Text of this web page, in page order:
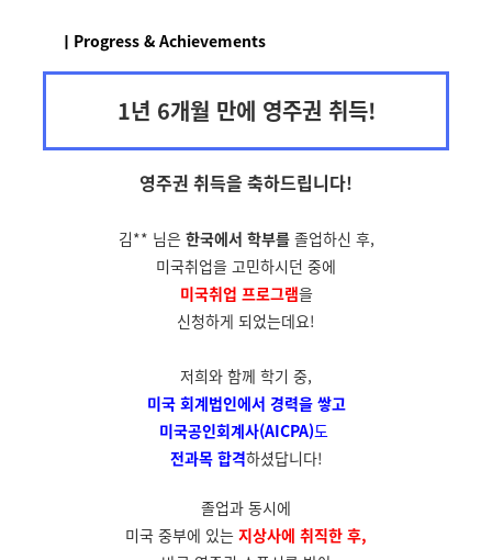
ㅣProgress & Achievements
1년 6개월 만에 영주권 취득!
영주권 취득을 축하드립니다!
김** 님은 한국에서 학부를졸업하신 후,
미국취업을 고민하시던 중에
미국취업 프로그램을
신청하게 되었는데요!
저희와 함께 학기 중,
미국 회계법인에서 경력을 쌓고
미국공인회계사(AICPA)도
전과목 합격하셨답니다!
졸업과 동시에
미국 중부에 있는 지상사에 취직한 후,